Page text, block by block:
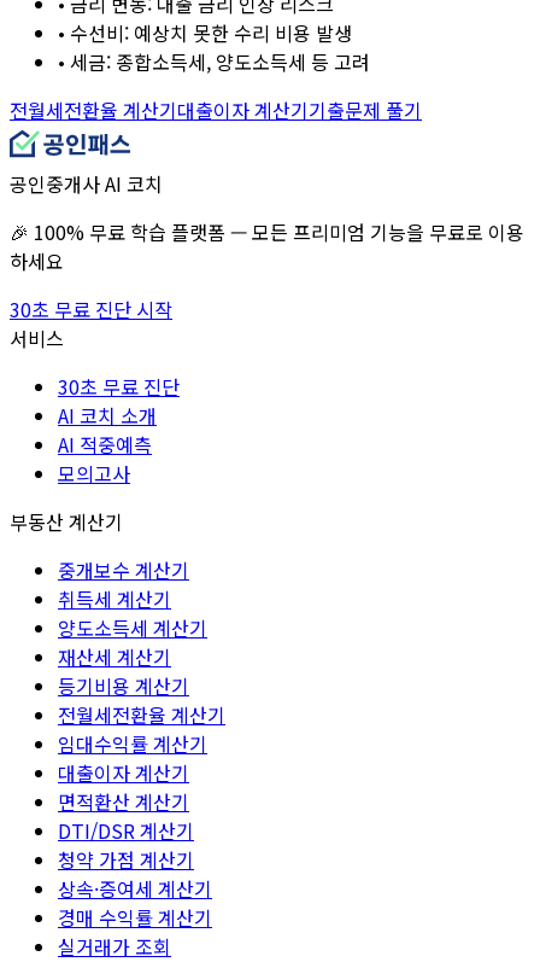
• 수선비: 예상치 못한 수리 비용 발생
• 세금: 종합소득세, 양도소득세 등 고려
전월세전환율 계산기대출이자 계산기기출문제 풀기
공인중개사 AI 코치
🎉 100% 무료 학습 플랫폼 — 모든 프리미엄 기능을 무료로 이용
하세요
30초 무료 진단 시작
서비스
30초 무료 진단
AI 코치 소개
AI 적중예측
모의고사
부동산 계산기
중개보수 계산기
취득세 계산기
양도소득세 계산기
재산세 계산기
등기비용 계산기
전월세전환율 계산기
임대수익률 계산기
대출이자 계산기
면적환산 계산기
DTI/DSR 계산기
청약 가점 계산기
상속·증여세 계산기
경매 수익률 계산기
실거래가 조회